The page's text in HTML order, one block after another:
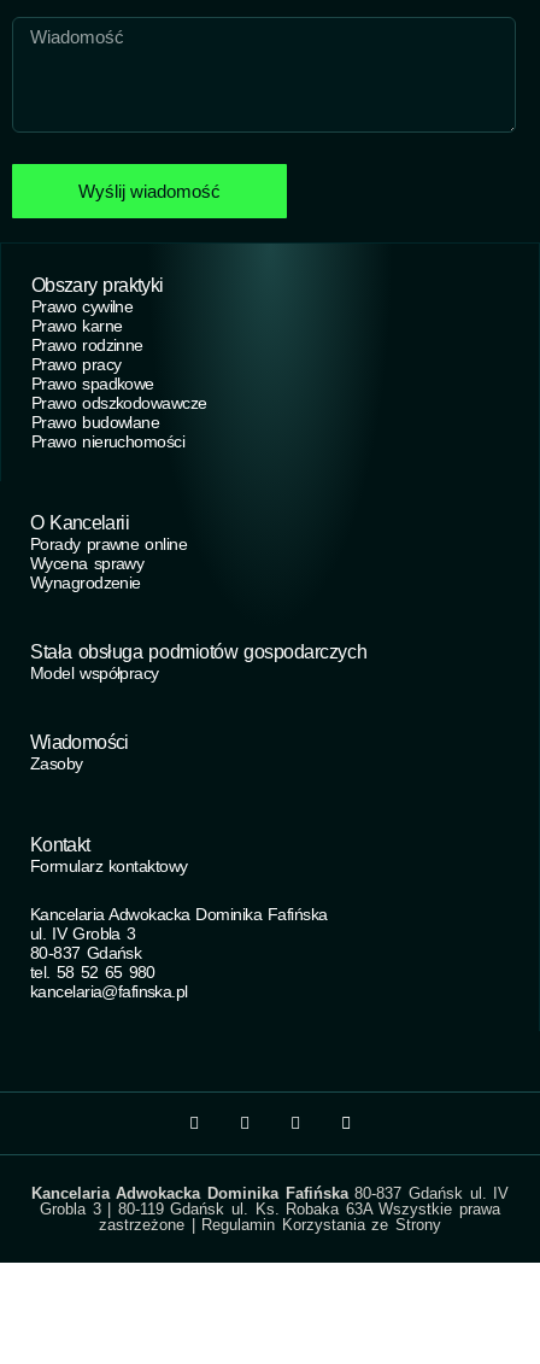
Wyślij wiadomość
Obszary praktyki
Prawo cywilne
Prawo karne
Prawo rodzinne
Prawo pracy
Prawo spadkowe
Prawo odszkodowawcze
Prawo budowlane
Prawo nieruchomości
O Kancelarii
Porady prawne online
Wycena sprawy
Wynagrodzenie
Stała obsługa podmiotów gospodarczych
Model współpracy
Wiadomości
Zasoby
Kontakt
Formularz kontaktowy
Kancelaria Adwokacka Dominika Fafińska
ul. IV Grobla 3
80-837 Gdańsk
tel. 58 52 65 980
kancelaria@fafinska.pl
Kancelaria Adwokacka Dominika Fafińska80-837 Gdańsk ul. IV
Grobla 3 | 80-119 Gdańsk ul. Ks. Robaka 63A Wszystkie prawa
zastrzeżone |
Regulamin Korzystania ze Strony